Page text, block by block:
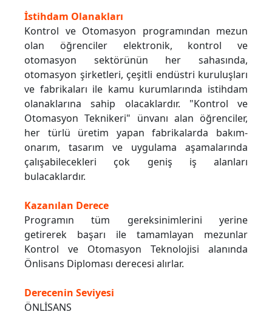
İstihdam Olanakları
Kontrol ve Otomasyon programından mezun
olan öğrenciler elektronik, kontrol ve
otomasyon sektörünün her sahasında,
otomasyon şirketleri, çeşitli endüstri kuruluşları
ve fabrikaları ile kamu kurumlarında istihdam
olanaklarına sahip olacaklardır. "Kontrol ve
Otomasyon Teknikeri" ünvanı alan öğrenciler,
her türlü üretim yapan fabrikalarda bakım-
onarım, tasarım ve uygulama aşamalarında
çalışabilecekleri çok geniş iş alanları
bulacaklardır.
Kazanılan Derece
Programın tüm gereksinimlerini yerine
getirerek başarı ile tamamlayan mezunlar
Kontrol ve Otomasyon Teknolojisi alanında
Önlisans Diploması derecesi alırlar.
Derecenin Seviyesi
ÖNLİSANS